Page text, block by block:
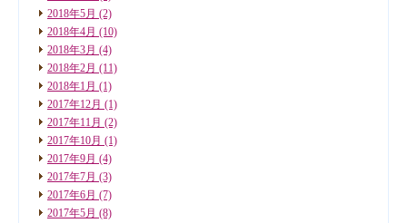
2018年5月 (2)
2018年4月 (10)
2018年3月 (4)
2018年2月 (11)
2018年1月 (1)
2017年12月 (1)
2017年11月 (2)
2017年10月 (1)
2017年9月 (4)
2017年7月 (3)
2017年6月 (7)
2017年5月 (8)